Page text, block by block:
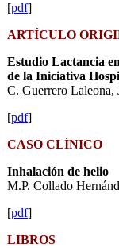
[pdf]
ARTÍCULO
Estudio Lactancia
de la Iniciativa
C. Guerrero
[pdf]
CASO CLÍNICO
Inhalación de helio
M.P. Collado
[pdf]
LIBROS